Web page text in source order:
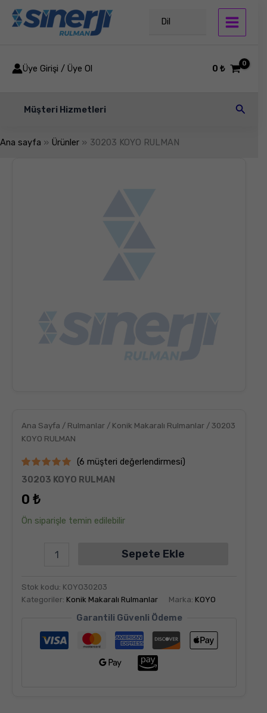
İçeriğe
atla
Dil
Üye Girişi / Üye Ol 0₺
Müşteri Hizmetleri Arama
Ana sayfa Ürünler 30203 KOYO RULMAN
Ana Sayfa / Rulmanlar / Konik Makaralı Rulmanlar / 30203
KOYO RULMAN
6
müşteri
puanına
5
5.00
puan
aldı
(6 müşteri değerlendirmesi)
30203 KOYO RULMAN
0 ₺
Ön siparişle temin edilebilir
Sepete Ekle
Stok kodu: KOYO30203
Kategoriler: Konik Makaralı Rulmanlar Marka: KOYO
Garantili Güvenli Ödeme